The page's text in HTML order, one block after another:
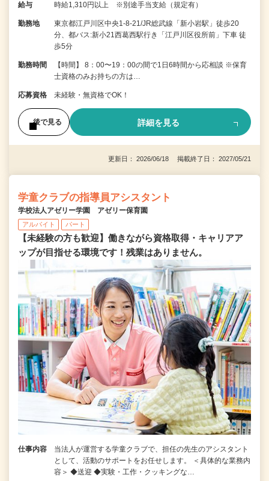
給与 時給1,310円以上 ※別途手当支給（規定有）
勤務地
東京都江戸川区中央1-8-21/JR総武線「新小岩駅」徒歩20
分、都バス:新小21西葛西駅行き「江戸川区役所前」下車 徒
歩5分
勤務時間
【時間】 8：00〜19：00の間で1日6時間から応相談 ※保育
士資格のみお持ちの方は…
応募資格 未経験・無資格でOK！
後で見る 詳細を見る
更新日： 2026/06/18 掲載終了日： 2027/05/21
学童クラブの指導員アシスタント
学校法人アゼリー学園 アゼリー保育園
アルバイト パート
【未経験の方も歓迎】働きながら資格取得・キャリアア
ップが目指せる環境です！残業はありません。
仕事内容
当法人が運営する学童クラブで、担任の先生のアシスタント
として、活動のサポートをお任せします。 ＜具体的な業務内
容＞ ◆送迎 ◆実験・工作・クッキングな…